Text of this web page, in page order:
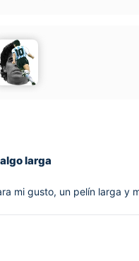
larga
mi gusto, un pelín larga y